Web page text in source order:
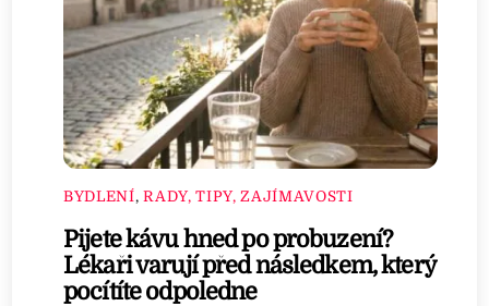
BYDLENÍ,RADY, TIPY, ZAJÍMAVOSTI
Pijete kávu hned po probuzení?
Lékaři varují před následkem, který
pocítíte odpoledne